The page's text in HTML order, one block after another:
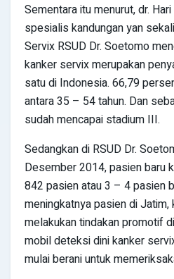
Sementara itu menurut, dr.
spesialis kandungan yan
Servix RSUD Dr. Soetomo
kanker servix merupakan
satu di Indonesia. 66,79
antara 35 – 54 tahun. Dan
sudah mencapai stadium III.
Sedangkan di RSUD Dr.
Desember 2014, pasien baru
842 pasien atau 3 – 4 pasien
meningkatnya pasien di
melakukan tindakan promotif
mobil deteksi dini kanker
mulai berani untuk